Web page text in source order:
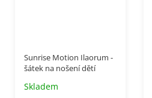
Sunrise Motion Ilaorum -
šátek na nošení dětí
Skladem